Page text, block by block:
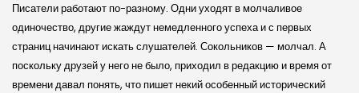
Писатели работают по-разному. Одни уходят в молчаливое
одиночество, другие жаждут немедленного успеха и с первых
страниц начинают искать слушателей. Сокольников — молчал. А
поскольку друзей у него не было, приходил в редакцию и время от
времени давал понять, что пишет некий особенный исторический